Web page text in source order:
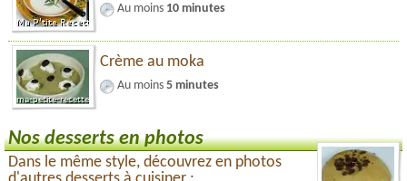
Au moins 10 minutes
Crème au moka
Au moins 5 minutes
Nos desserts en photos
Dans le même style, découvrez en photos